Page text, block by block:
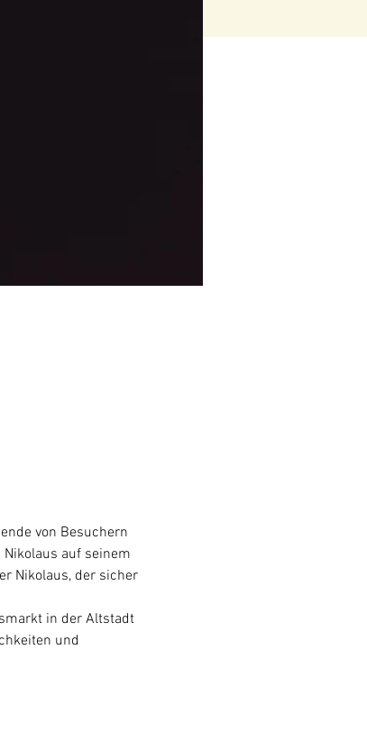
von Besuchern
auf seinem
Nikolaus, der sicher
in der Altstadt
und